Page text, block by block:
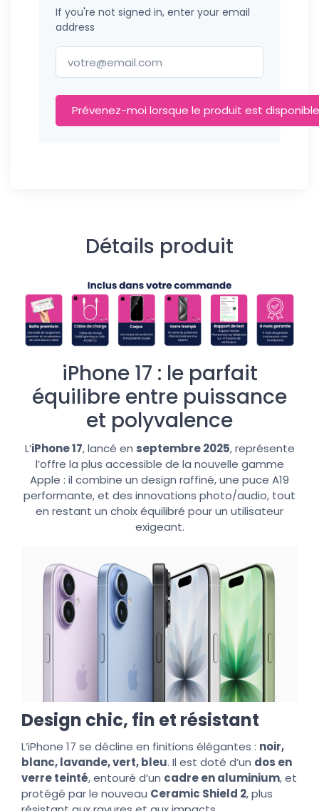
If you're not signed in, enter your email
address
Prévenez-moi lorsque le produit est disponible
Détails produit
iPhone 17 : le parfait
équilibre entre puissance
et polyvalence
L’iPhone 17, lancé en septembre 2025, représente
l’offre la plus accessible de la nouvelle gamme
Apple : il combine un design raffiné, une puce A19
performante, et des innovations photo/audio, tout
en restant un choix équilibré pour un utilisateur
exigeant.
Design chic, fin et résistant
L’iPhone 17 se décline en finitions élégantes : noir,
blanc, lavande, vert, bleu. Il est doté d’un dos en
verre teinté, entouré d’un cadre en aluminium, et
protégé par le nouveau Ceramic Shield 2, plus